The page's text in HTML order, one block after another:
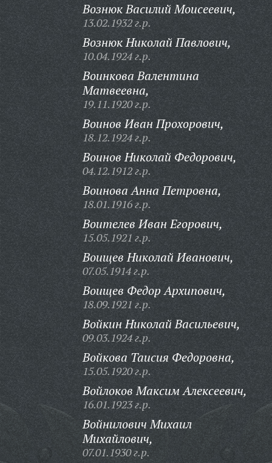
Вознюк Василий Моисеевич,
13.02.1932 г.р.
Вознюк Николай Павлович,
10.04.1924 г.р.
Воинкова Валентина
Матвеевна,
19.11.1920 г.р.
Воинов Иван Прохорович,
18.12.1924 г.р.
Воинов Николай Федорович,
04.12.1912 г.р.
Воинова Анна Петровна,
18.01.1916 г.р.
Воителев Иван Егорович,
15.05.1921 г.р.
Воищев Николай Иванович,
07.05.1914 г.р.
Воищев Федор Архипович,
18.09.1921 г.р.
Войкин Николай Васильевич,
09.03.1924 г.р.
Войкова Таисия Федоровна,
15.05.1920 г.р.
Войлоков Максим Алексеевич,
16.01.1923 г.р.
Войнилович Михаил
Михайлович,
07.01.1930 г.р.